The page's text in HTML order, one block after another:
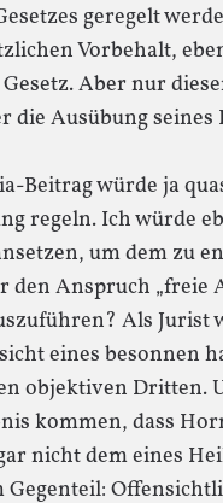
geregelt
Vorbehalt,
Aber nur
die Ausübung seines
Beitrag würde ja
regeln. Ich würde
um dem zu
den Anspruch „freie
Als Jurist
eines besonnen
objektiven Dritten.
kommen, dass
nicht dem eines